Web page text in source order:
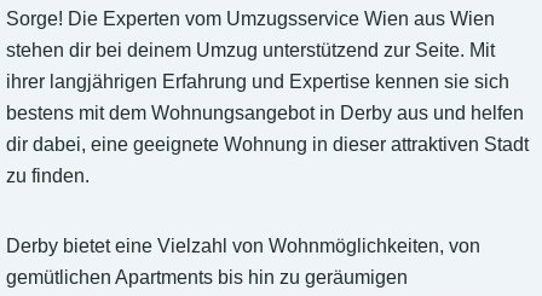
Sorge! Die Experten vom Umzugsservice Wien aus Wien
stehen dir bei deinem Umzug unterstützend zur Seite. Mit
ihrer langjährigen Erfahrung und Expertise kennen sie sich
bestens mit dem Wohnungsangebot in Derby aus und helfen
dir dabei, eine geeignete Wohnung in dieser attraktiven Stadt
zu finden.
Derby bietet eine Vielzahl von Wohnmöglichkeiten, von
gemütlichen Apartments bis hin zu geräumigen